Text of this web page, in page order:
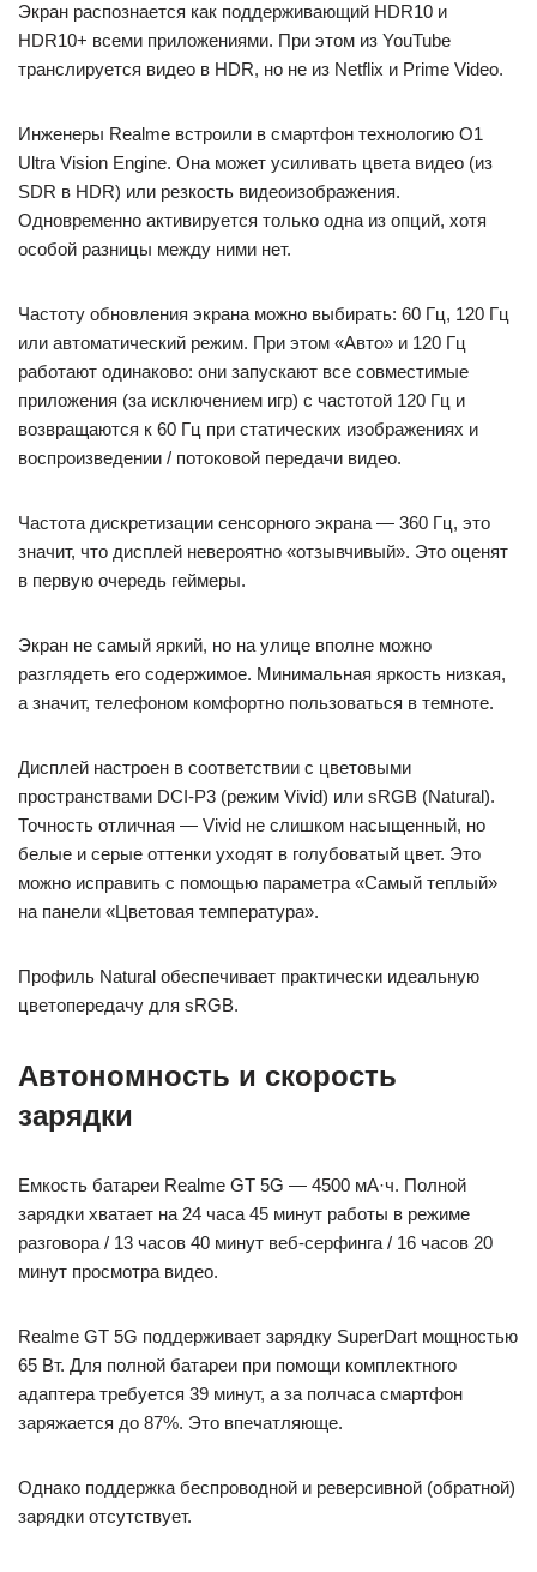
Экран распознается как поддерживающий HDR10 и
HDR10+ всеми приложениями. При этом из YouTube
транслируется видео в HDR, но не из Netflix и Prime Video.
Инженеры Realme встроили в смартфон технологию O1
Ultra Vision Engine. Она может усиливать цвета видео (из
SDR в HDR) или резкость видеоизображения.
Одновременно активируется только одна из опций, хотя
особой разницы между ними нет.
Частоту обновления экрана можно выбирать: 60 Гц, 120 Гц
или автоматический режим. При этом «Авто» и 120 Гц
работают одинаково: они запускают все совместимые
приложения (за исключением игр) с частотой 120 Гц и
возвращаются к 60 Гц при статических изображениях и
воспроизведении / потоковой передачи видео.
Частота дискретизации сенсорного экрана — 360 Гц, это
значит, что дисплей невероятно «отзывчивый». Это оценят
в первую очередь геймеры.
Экран не самый яркий, но на улице вполне можно
разглядеть его содержимое. Минимальная яркость низкая,
а значит, телефоном комфортно пользоваться в темноте.
Дисплей настроен в соответствии с цветовыми
пространствами DCI-P3 (режим Vivid) или sRGB (Natural).
Точность отличная — Vivid не слишком насыщенный, но
белые и серые оттенки уходят в голубоватый цвет. Это
можно исправить с помощью параметра «Самый теплый»
на панели «Цветовая температура».
Профиль Natural обеспечивает практически идеальную
цветопередачу для sRGB.
Автономность и скорость
зарядки
Емкость батареи Realme GT 5G — 4500 мА·ч. Полной
зарядки хватает на 24 часа 45 минут работы в режиме
разговора / 13 часов 40 минут веб-серфинга / 16 часов 20
минут просмотра видео.
Realme GT 5G поддерживает зарядку SuperDart мощностью
65 Вт. Для полной батареи при помощи комплектного
адаптера требуется 39 минут, а за полчаса смартфон
заряжается до 87%. Это впечатляюще.
Однако поддержка беспроводной и реверсивной (обратной)
зарядки отсутствует.